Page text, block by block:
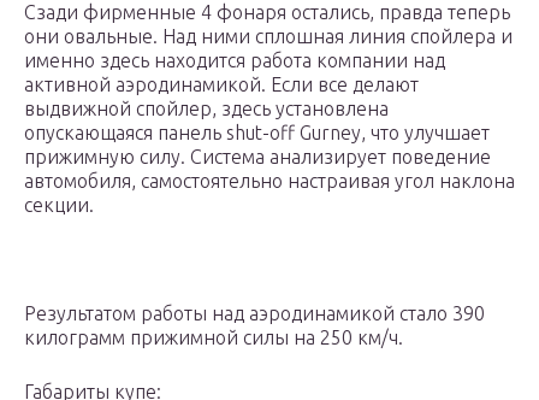
Сзади фирменные 4 фонаря остались, правда теперь
они овальные. Над ними сплошная линия спойлера и
именно здесь находится работа компании над
активной аэродинамикой. Если все делают
выдвижной спойлер, здесь установлена
опускающаяся панель shut-off Gurney, что улучшает
прижимную силу. Система анализирует поведение
автомобиля, самостоятельно настраивая угол наклона
секции.
Результатом работы над аэродинамикой стало 390
килограмм прижимной силы на 250 км/ч.
Габариты купе: